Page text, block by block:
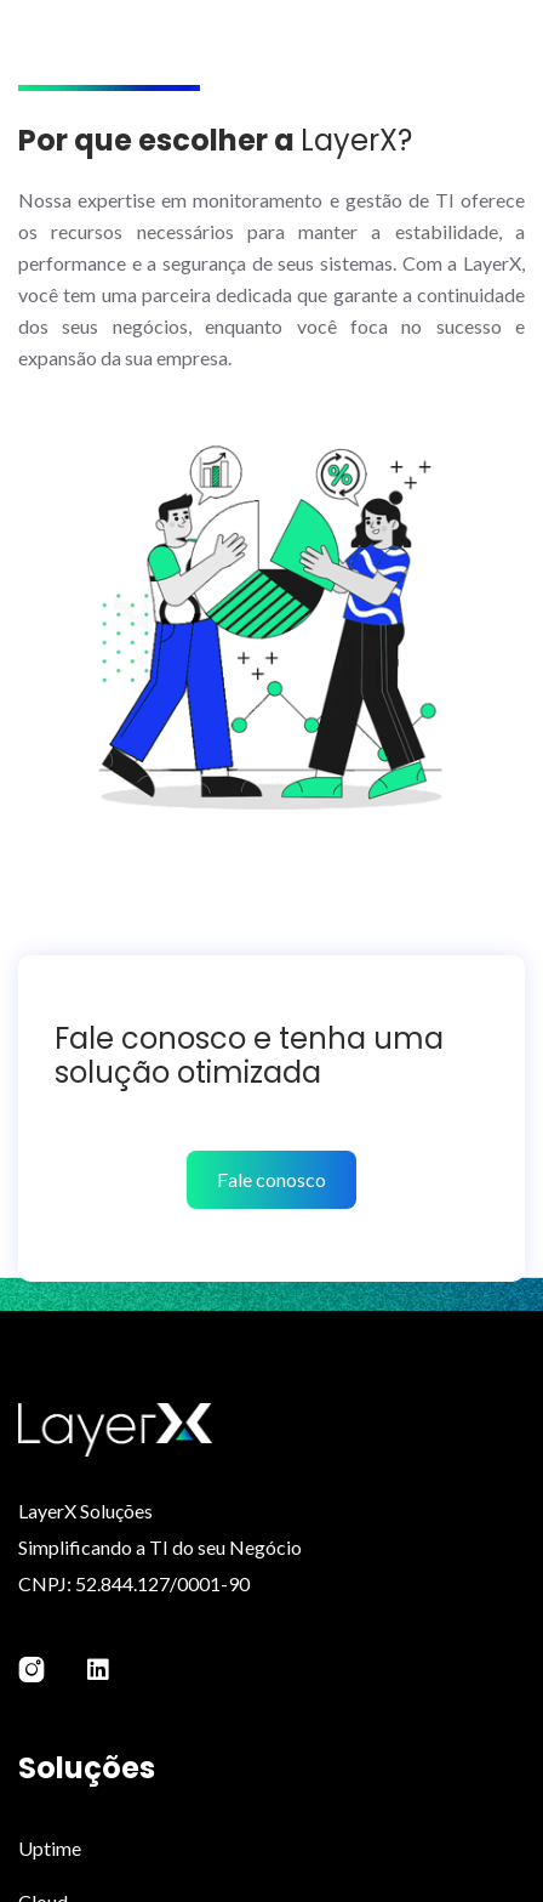
Por que escolher a LayerX?
Nossa expertise em monitoramento e gestão de TI oferece
os recursos necessários para manter a estabilidade, a
performance e a segurança de seus sistemas. Com a LayerX,
você tem uma parceira dedicada que garante a continuidade
dos seus negócios, enquanto você foca no sucesso e
expansão da sua empresa.
Fale conosco e tenha uma
solução otimizada
Fale conosco
LayerX Soluções
Simplificando a TI do seu Negócio
CNPJ: 52.844.127/0001-90
Soluções
Uptime